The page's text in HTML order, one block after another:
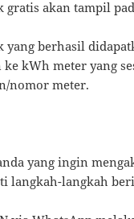
gratis akan tampil
yang berhasil
kWh meter yang
nomor meter.
yang ingin
langkah-langkah